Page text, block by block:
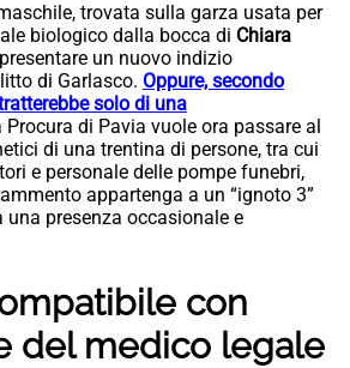
trovata sulla garza usata per
biologico dalla bocca di Chiara
un nuovo indizio
di Garlasco. Oppure, secondo
solo di una
Procura di Pavia vuole ora passare al
di una trentina di persone, tra cui
e personale delle pompe funebri,
appartenga a un “ignoto 3”
presenza occasionale e
con
del medico legale